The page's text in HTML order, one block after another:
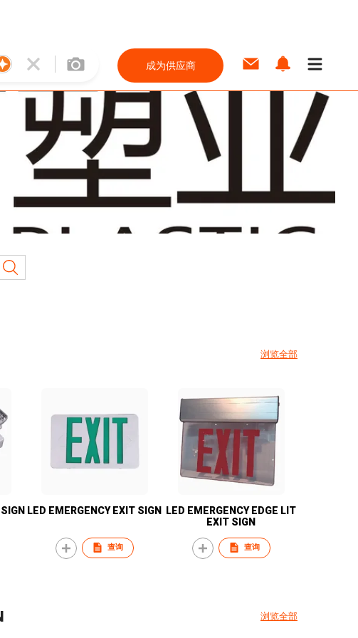
成为供应商
浏览全部
LED EMERGENCY EXIT SIGN
查询
LED EMERGENCY EDGE LIT
EXIT SIGN
查询
浏览全部